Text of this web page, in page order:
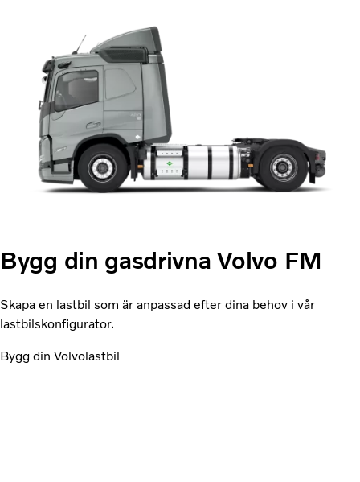
Bygg din gasdrivna Volvo FM
Skapa en lastbil som är anpassad efter dina behov i vår
lastbilskonfigurator.
Bygg din Volvolastbil